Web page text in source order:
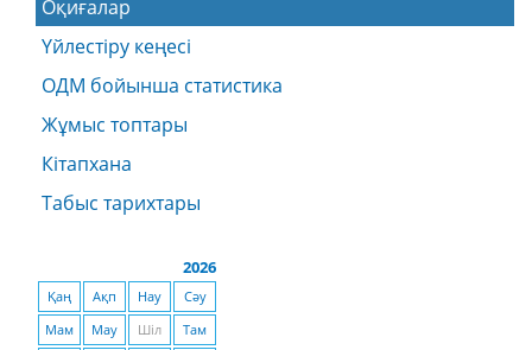
Оқиғалар
Үйлестіру кеңесі
ОДМ бойынша статистика
Жұмыс топтары
Кітапхана
Табыс тарихтары
2026
Қаң Ақп Нау
Сәу
Мам
Мау Шіл
Там